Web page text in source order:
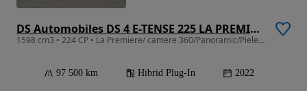
DS Automobiles DS 4 E-TENSE 225 LA PREMIÈRE
1598 cm3 • 224 CP • La Premiere/ camere 360/Panoramic/Piele/HUD/Garantie
97 500 km Hibrid Plug-In 2022